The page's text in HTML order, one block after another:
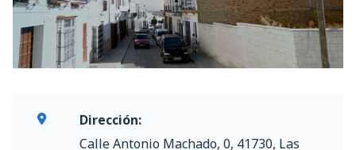
Dirección:
Calle Antonio Machado, 0, 41730, Las